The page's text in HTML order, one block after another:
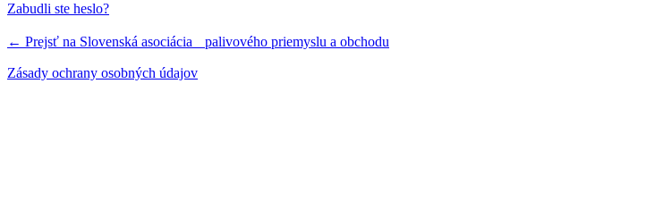
Zabudli ste heslo?
← Prejsť na Slovenská asociácia palivového priemyslu a obchodu
Zásady ochrany osobných údajov